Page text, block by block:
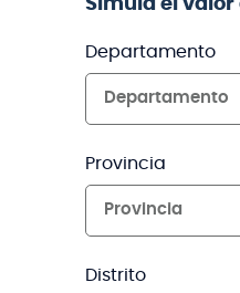
Simula el
Departamento
Departamento
Provincia
Provincia
Distrito